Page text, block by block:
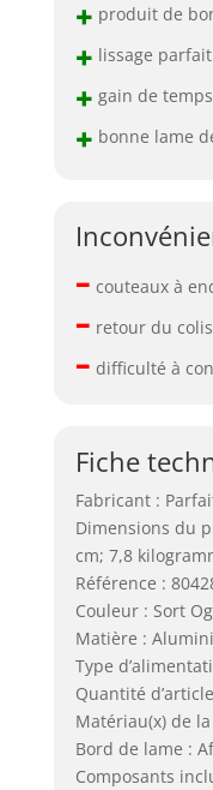
+ produit de
+ lissage
+ gain de
+ bonne lame
– couteaux à
– retour du
– difficulté à
Fiche
Fabricant :
Dimensions du
cm; 7,8
Référence :
Couleur : Sort
Matière :
Type
Quantité
Matériau(x) de
Bord de lame :
Composants